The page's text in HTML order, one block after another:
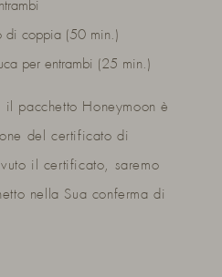
di coppia (50 min.)
per entrambi (25 min.)
il pacchetto Honeymoon è
del certificato di
il certificato, saremo
nella Sua conferma di